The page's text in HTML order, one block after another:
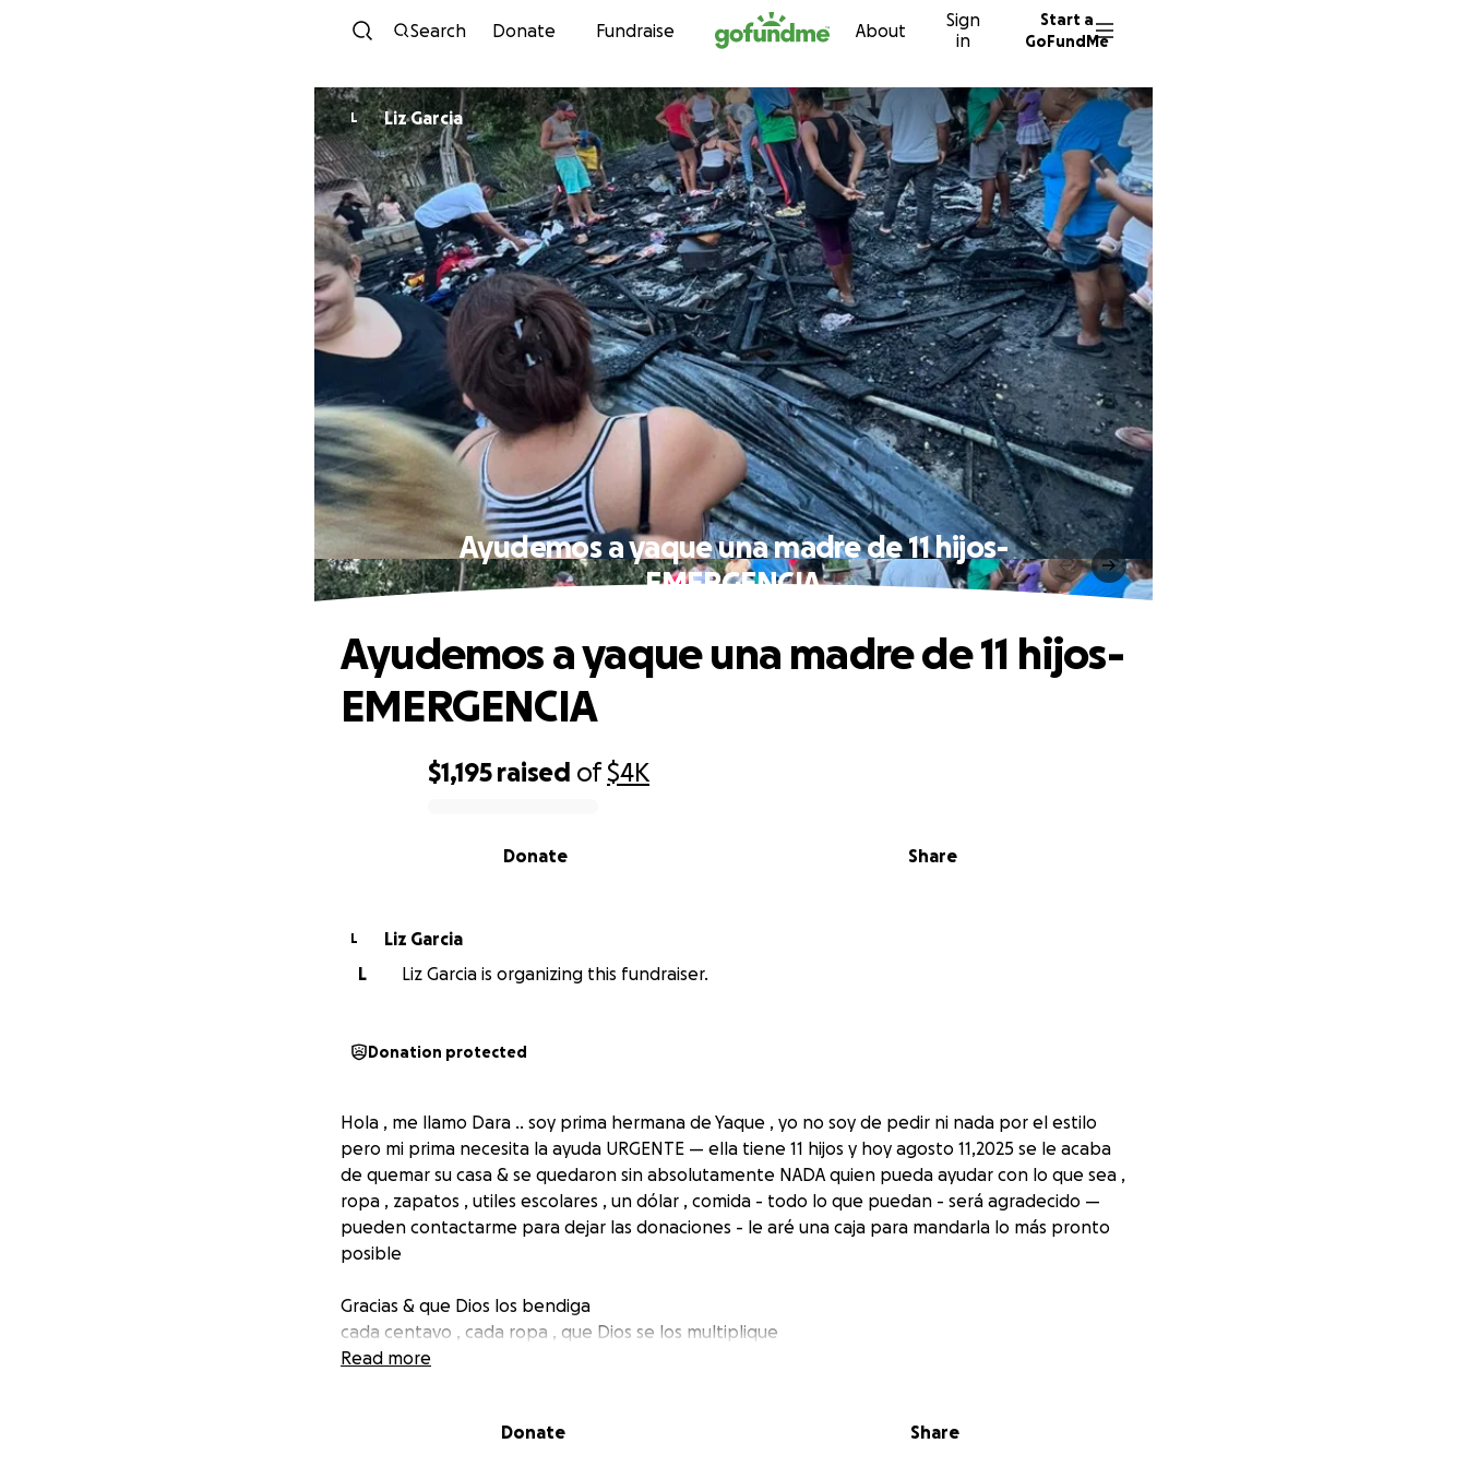
Skip to content
Search Donate Fundraise About
Sign
in
Start a
GoFundMe
L Liz Garcia
Ayudemos a yaque una madre de 11 hijos-
EMERGENCIA
$1,195 raised of$4K
Share
Donate
Ayudemos a yaque una madre de 11 hijos-
EMERGENCIA
L
Liz Garcia
L
Liz Garcia is organizing this fundraiser.
Donation protected
Hola , me llamo Dara .. soy prima hermana de Yaque , yo no soy de pedir ni nada por el estilo
pero mi prima necesita la ayuda URGENTE — ella tiene 11 hijos y hoy agosto 11,2025 se le acaba
de quemar su casa & se quedaron sin absolutamente NADA quien pueda ayudar con lo que sea ,
ropa , zapatos , utiles escolares , un dólar , comida - todo lo que puedan - será agradecido —
pueden contactarme para dejar las donaciones - le aré una caja para mandarla lo más pronto
posible
Gracias & que Dios los bendiga
cada centavo , cada ropa , que Dios se los multiplique
Read more
Donate Share